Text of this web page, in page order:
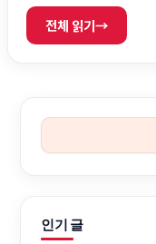
로 방향을 선택하고 수
콘텐츠 생산량이 중요한
전체 읽기→
인기 글